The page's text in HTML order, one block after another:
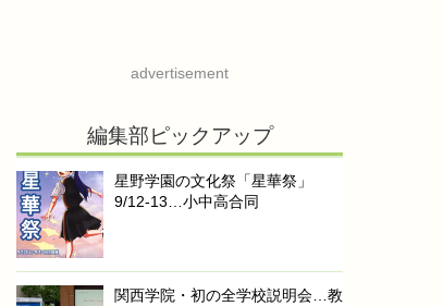
advertisement
編集部ピックアップ
星野学園の文化祭「星華祭」
9/12-13…小中高合同
関西学院・初の全学校説明会…教